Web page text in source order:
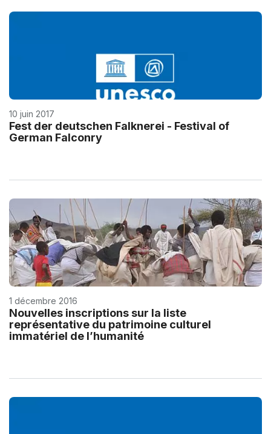
10 juin 2017
Fest der deutschen Falknerei - Festival of
German Falconry
1 décembre 2016
Nouvelles inscriptions sur la liste
représentative du patrimoine culturel
immatériel de l’humanité